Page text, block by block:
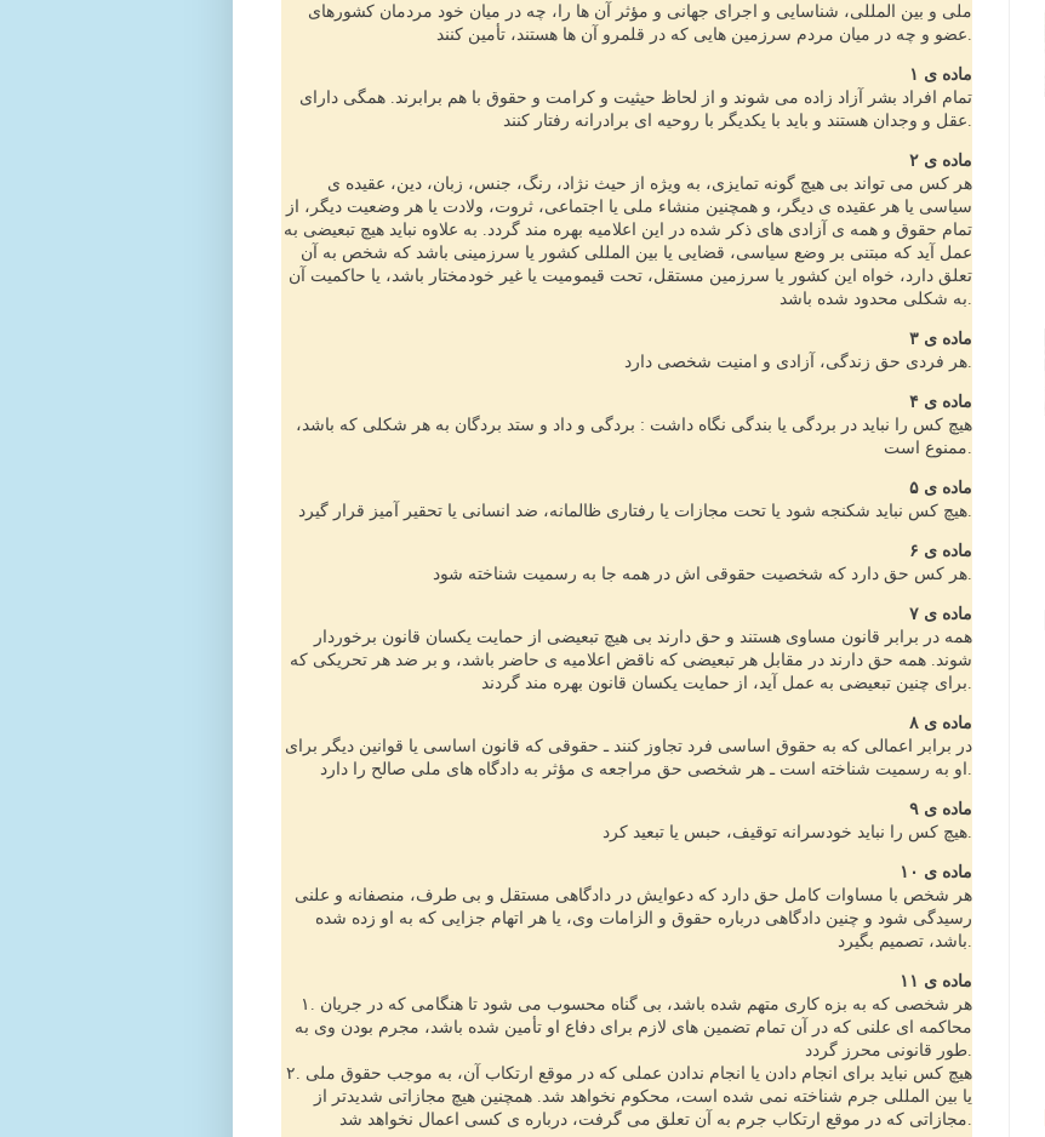
ملی و بین المللی، شناسایی و اجرای جهانی و مؤثر آن ها را، چه در میان خود مردمان کشورهای
ماده ی ۱
تمام افراد بشر آزاد زاده می شوند و از لحاظ حیثیت و کرامت و حقوق با هم برابرند. همگی دارای
ماده ی ۲
هر کس می تواند بی هیچ گونه تمایزی، به ویژه از حیث نژاد، رنگ، جنس، زبان، دین، عقیده ی
سیاسی یا هر عقیده ی دیگر، و همچنین منشاء ملی یا اجتماعی، ثروت، ولادت یا هر وضعیت دیگر، از
تمام حقوق و همه ی آزادی های ذکر شده در این اعلامیه بهره مند گردد. به علاوه نباید هیچ تبعیضی به
عمل آید که مبتنی بر وضع سیاسی، قضایی یا بین المللی کشور یا سرزمینی باشد که شخص به آن
تعلق دارد، خواه این کشور یا سرزمین مستقل، تحت قیمومیت یا غیر خودمختار باشد، یا حاکمیت آن
ماده ی ۳
ماده ی ۴
هیچ کس را نباید در بردگی یا بندگی نگاه داشت : بردگی و داد و ستد بردگان به هر شکلی که باشد،
ماده ی ۵
ماده ی ۶
ماده ی ۷
همه در برابر قانون مساوی هستند و حق دارند بی هیچ تبعیضی از حمایت یکسان قانون برخوردار
شوند. همه حق دارند در مقابل هر تبعیضی که ناقض اعلامیه ی حاضر باشد، و بر ضد هر تحریکی که
ماده ی ۸
در برابر اعمالی که به حقوق اساسی فرد تجاوز کنند ـ حقوقی که قانون اساسی یا قوانین دیگر برای
ماده ی ۹
ماده ی ۱۰
هر شخص با مساوات کامل حق دارد که دعوایش در دادگاهی مستقل و بی طرف، منصفانه و علنی
رسیدگی شود و چنین دادگاهی درباره حقوق و الزامات وی، یا هر اتهام جزایی که به او زده شده
ماده ی ۱۱
۱. هر شخصی که به بزه کاری متهم شده باشد، بی گناه محسوب می شود تا هنگامی که در جریان
محاکمه ای علنی که در آن تمام تضمین های لازم برای دفاع او تأمین شده باشد، مجرم بودن وی به
۲. هیچ کس نباید برای انجام دادن یا انجام ندادن عملی که در موقع ارتکاب آن، به موجب حقوق ملی
یا بین المللی جرم شناخته نمی شده است، محکوم نخواهد شد. همچنین هیچ مجازاتی شدیدتر از